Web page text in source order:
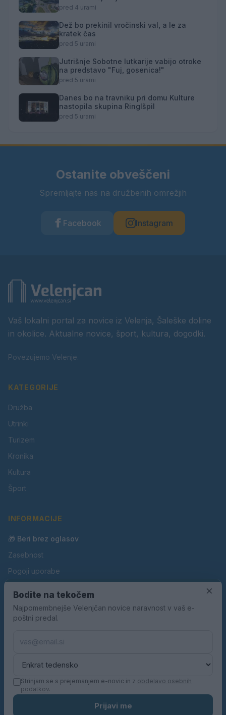
pred 4 urami
Dež bo prekinil vročinski val, a le za
kratek čas
pred 5 urami
Jutrišnje Sobotne lutkarije vabijo otroke
na predstavo "Fuj, gosenica!"
pred 5 urami
Danes bo na travniku pri domu Kulture
nastopila skupina Ringlšpil
pred 5 urami
Ostanite obveščeni
Spremljajte nas na družbenih omrežjih
Facebook Instagram
Vaš lokalni portal za novice iz Velenja, Šaleške doline
in okolice. Aktualne novice, šport, kultura, dogodki.
Povezujemo Velenje.
KATEGORIJE
Družba
Utrinki
Turizem
Kronika
Kultura
Šport
INFORMACIJE
🎁 Beri brez oglasov
Zasebnost
Pogoji uporabe
Oglaševanje
Kontakt
KN MEDIA d.o.o.
×
Bodite na tekočem
Najpomembnejše Velenjčan novice naravnost v vaš e-
poštni predal.
Strinjam se s prejemanjem e-novic in z obdelavo osebnih
podatkov.
Prijavi me